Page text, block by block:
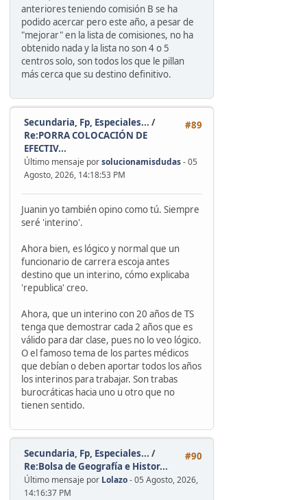
anteriores teniendo comisión B se ha
podido acercar pero este año, a pesar de
"mejorar" en la lista de comisiones, no ha
obtenido nada y la lista no son 4 o 5
centros solo, son todos los que le pillan
más cerca que su destino definitivo.
#89
Secundaria, Fp, Especiales... /
Re:PORRA COLOCACIÓN DE
EFECTIV...
Último mensaje porsolucionamisdudas- 05
Agosto, 2026, 14:18:53 PM
Juanin yo también opino como tú. Siempre
seré 'interino'.
Ahora bien, es lógico y normal que un
funcionario de carrera escoja antes
destino que un interino, cómo explicaba
'republica' creo.
Ahora, que un interino con 20 años de TS
tenga que demostrar cada 2 años que es
válido para dar clase, pues no lo veo lógico.
O el famoso tema de los partes médicos
que debían o deben aportar todos los años
los interinos para trabajar. Son trabas
burocráticas hacia uno u otro que no
tienen sentido.
#90
Secundaria, Fp, Especiales... /
Re:Bolsa de Geografía e Histor...
Último mensaje por Lolazo- 05 Agosto, 2026,
14:16:37 PM